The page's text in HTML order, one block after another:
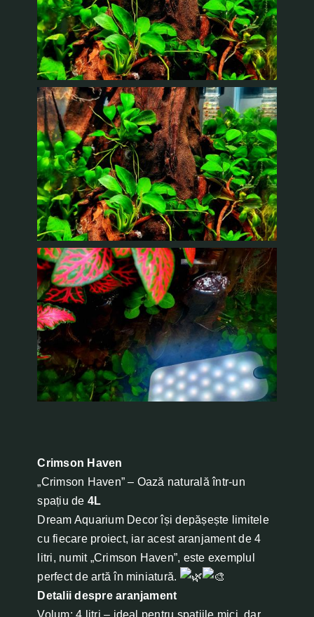
Crimson Haven
„Crimson Haven” – Oază naturală într-un
spațiu de 4L
Dream Aquarium Decor își depășește limitele
cu fiecare proiect, iar acest aranjament de 4
litri, numit „Crimson Haven”, este exemplul
perfect de artă în miniatură.
Detalii despre aranjament
Volum: 4 litri – ideal pentru spațiile mici, dar